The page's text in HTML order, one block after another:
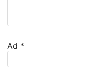
Ad *